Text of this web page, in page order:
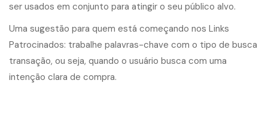
ser usados em conjunto para atingir o seu público alvo.
Uma sugestão para quem está começando nos Links
Patrocinados: trabalhe palavras-chave com o tipo de busca
transação, ou seja, quando o usuário busca com uma
intenção clara de compra.